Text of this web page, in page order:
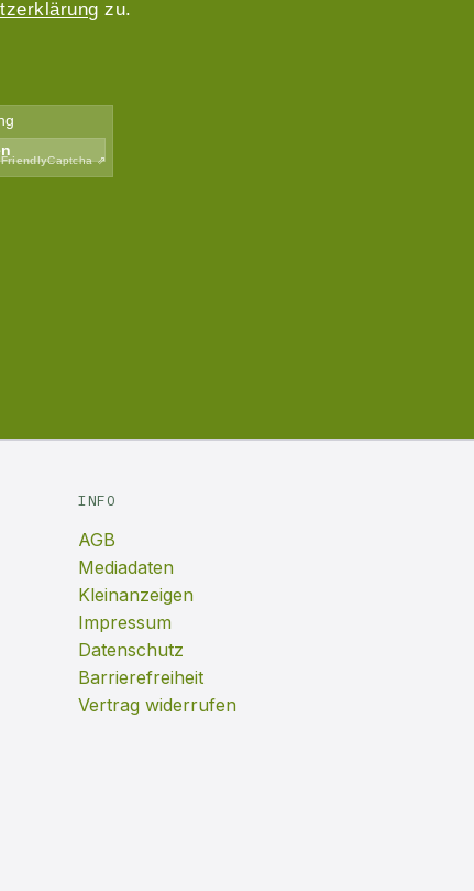
INFO
AGB
Mediadaten
Kleinanzeigen
Impressum
Datenschutz
Barrierefreiheit
Vertrag widerrufen